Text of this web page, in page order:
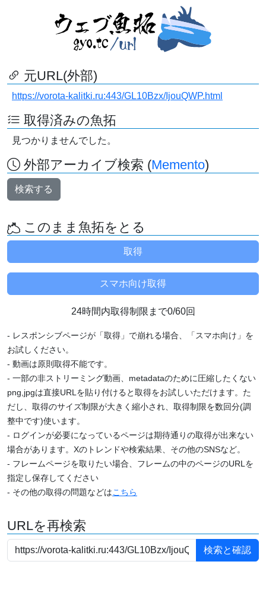
元URL(外部)
https://vorota-kalitki.ru:443/GL10Bzx/IjouQWP.html
取得済みの魚拓
見つかりませんでした。
外部アーカイブ検索 (Memento)
検索する
このまま魚拓をとる
24時間内取得制限まで0/60回
- レスポンシブページが「取得」で崩れる場合、「スマホ向け」を
お試しください。
- 動画は原則取得不能です。
- 一部の非ストリーミング動画、metadataのために圧縮したくない
png,jpgは直接URLを貼り付けると取得をお試しいただけます。た
だし、取得のサイズ制限が大きく縮小され、取得制限を数回分(調
整中です)使います。
- ログインが必要になっているページは期待通りの取得が出来ない
場合があります。Xのトレンドや検索結果、その他のSNSなど。
- フレームページを取りたい場合、フレームの中のページのURLを
指定し保存してください
- その他の取得の問題などはこちら
URLを再検索